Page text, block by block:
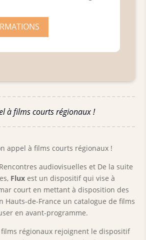
à films courts régionaux !
appel à films courts régionaux !
audiovisuelles et De la suite
Flux est un dispositif qui vise à
court en mettant à disposition des
Hauts-de-France un catalogue de films
en avant-programme.
films régionaux rejoignent le dispositif